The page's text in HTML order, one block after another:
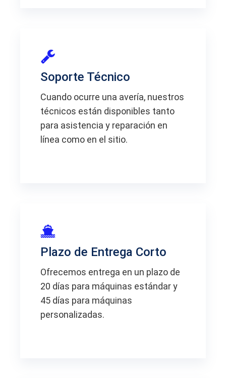
Soporte Técnico
Cuando ocurre una avería, nuestros
técnicos están disponibles tanto
para asistencia y reparación en
línea como en el sitio.
Plazo de Entrega Corto
Ofrecemos entrega en un plazo de
20 días para máquinas estándar y
45 días para máquinas
personalizadas.